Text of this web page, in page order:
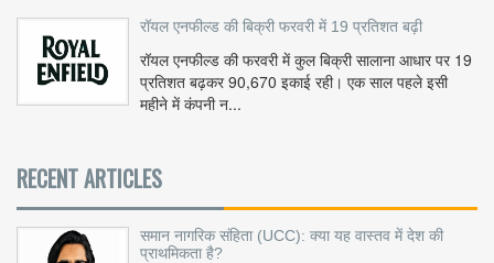
रॉयल एनफील्ड की बिक्री फरवरी में 19 प्रतिशत बढ़ी
रॉयल एनफील्ड की फरवरी में कुल बिक्री सालाना आधार पर 19
प्रतिशत बढ़कर 90,670 इकाई रही। एक साल पहले इसी
महीने में कंपनी न...
RECENT ARTICLES
समान नागरिक संहिता (UCC): क्या यह वास्तव में देश की
प्राथमिकता है?